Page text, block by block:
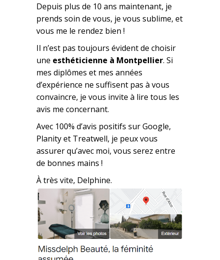
Depuis plus de 10 ans maintenant, je
prends soin de vous, je vous sublime, et
vous me le rendez bien !
Il n’est pas toujours évident de choisir
une esthéticienne à Montpellier. Si
mes diplômes et mes années
d’expérience ne suffisent pas à vous
convaincre, je vous invite à lire tous les
avis me concernant.
Avec 100% d’avis positifs sur Google,
Planity et Treatwell, je peux vous
assurer qu’avec moi, vous serez entre
de bonnes mains !
À très vite, Delphine.